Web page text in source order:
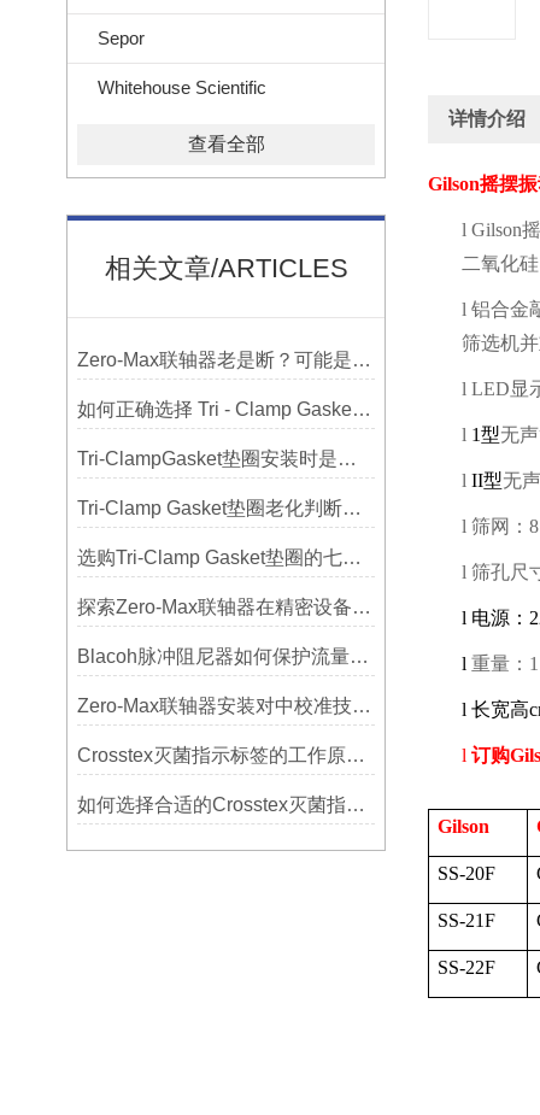
Sepor
Whitehouse Scientific
查看全部
相关文章/ARTICLES
Zero-Max联轴器老是断？可能是选型没考虑径向偏差
如何正确选择 Tri - Clamp Gasket 垫圈的材质与尺寸？
Tri-ClampGasket垫圈安装时是否需要涂抹润滑剂或密封脂？
Tri-Clamp Gasket垫圈老化判断，定期更换维护要点
选购Tri-Clamp Gasket垫圈的七大要点
探索Zero-Max联轴器在精密设备中的优势
Blacoh脉冲阻尼器如何保护流量计、压力开关和管路附件？
Zero-Max联轴器安装对中校准技巧与常见误差分析
Crosstex灭菌指示标签的工作原理：变色反应机制详解
如何选择合适的Crosstex灭菌指示标签？
详情介绍
Gilson摇摆
l Gilson
二氧化
l 铝合金
筛选机
l LED显
l 1型无
l II型无
l 筛网：
l 筛孔尺
l 电源：
l 重量：
l 长宽高
l 订购
Gilson
SS-20F
SS-21F
SS-22F